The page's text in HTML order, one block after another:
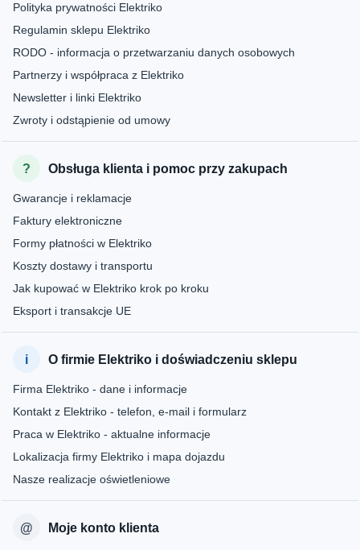
Polityka prywatności Elektriko
Regulamin sklepu Elektriko
RODO - informacja o przetwarzaniu danych osobowych
Partnerzy i współpraca z Elektriko
Newsletter i linki Elektriko
Zwroty i odstąpienie od umowy
Obsługa klienta i pomoc przy zakupach
Gwarancje i reklamacje
Faktury elektroniczne
Formy płatności w Elektriko
Koszty dostawy i transportu
Jak kupować w Elektriko krok po kroku
Eksport i transakcje UE
O firmie Elektriko i doświadczeniu sklepu
Firma Elektriko - dane i informacje
Kontakt z Elektriko - telefon, e-mail i formularz
Praca w Elektriko - aktualne informacje
Lokalizacja firmy Elektriko i mapa dojazdu
Nasze realizacje oświetleniowe
Moje konto klienta